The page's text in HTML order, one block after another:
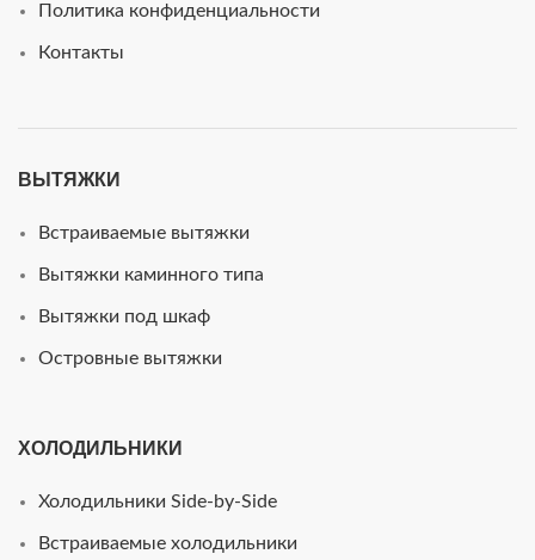
Политика конфиденциальности
Контакты
ВЫТЯЖКИ
Встраиваемые вытяжки
Вытяжки каминного типа
Вытяжки под шкаф
Островные вытяжки
ХОЛОДИЛЬНИКИ
Холодильники Side-by-Side
Встраиваемые холодильники